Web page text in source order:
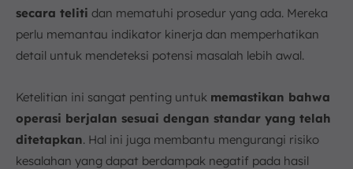
secara teliti dan mematuhi prosedur yang ada. Mereka
perlu memantau indikator kinerja dan memperhatikan
detail untuk mendeteksi potensi masalah lebih awal.
Ketelitian ini sangat penting untuk memastikan bahwa
operasi berjalan sesuai dengan standar yang telah
ditetapkan. Hal ini juga membantu mengurangi risiko
kesalahan yang dapat berdampak negatif pada hasil